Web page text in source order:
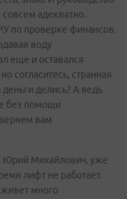
адекватно.
по проверке финансов.
воду
еще и оставался
согласитесь, странная
делись? А ведь
без помощи
вам
Юрий Михайлович, уже
лифт не работает.
много